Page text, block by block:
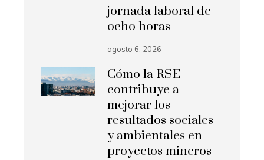
jornada laboral de
ocho horas
agosto 6, 2026
Cómo la RSE
contribuye a
mejorar los
resultados sociales
y ambientales en
proyectos mineros